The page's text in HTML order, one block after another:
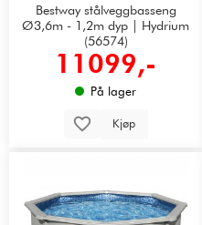
Bestway stålveggbasseng
Ø3,6m - 1,2m dyp | Hydrium
(56574)
11099,-
På lager
Kjøp